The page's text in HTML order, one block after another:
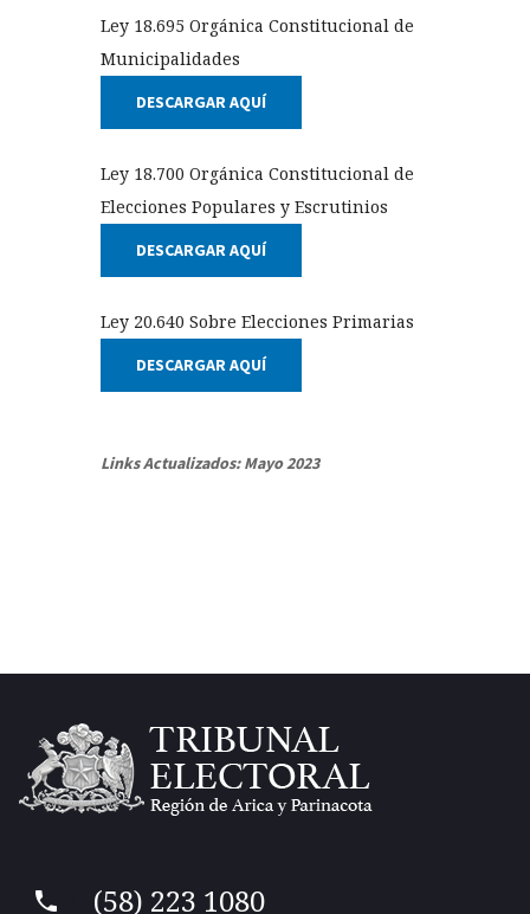
Ley 18.695 Orgánica Constitucional de
Municipalidades
DESCARGAR AQUÍ
Ley 18.700 Orgánica Constitucional de
Elecciones Populares y Escrutinios
DESCARGAR AQUÍ
Ley 20.640 Sobre Elecciones Primarias
DESCARGAR AQUÍ
Links Actualizados: Mayo 2023
(58) 223 1080